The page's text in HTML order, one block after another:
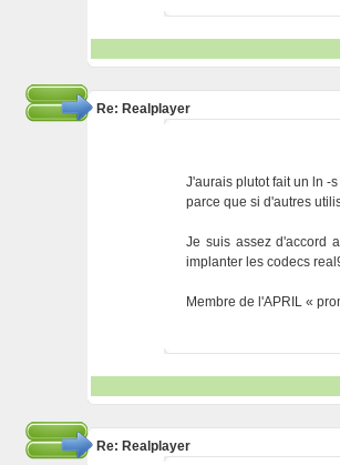
Re: Realplayer
J'aurais plutot fait un ln -
parce que si d'autres
Je suis assez d'accord
implanter les codecs
Membre de l'APRIL «
Re: Realplayer